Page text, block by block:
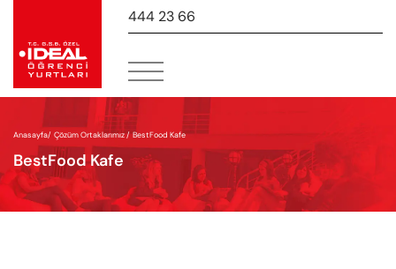
444 23 66
Anasayfa/ Çözüm Ortaklarımız / BestFood Kafe
BestFood Kafe